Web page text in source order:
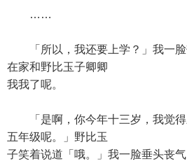
……
「所以，我还要上学？」我一脸
在家和野比玉子卿卿
我我了呢。
「是啊，你今年十三岁，我觉得
五年级呢。」野比玉
子笑着说道「哦。」我一脸垂头丧